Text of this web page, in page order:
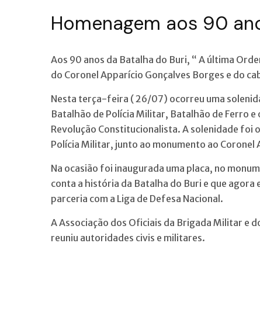
Homenagem aos 90
Aos 90 anos da Batalha do Buri, “ A última
do Coronel Apparício Gonçalves Borges e do
Nesta terça-feira ( 26/07) ocorreu uma
Batalhão de Polícia Militar, Batalhão de Ferro
Revolução Constitucionalista. A solenidade foi
Polícia Militar, junto ao monumento ao Coronel
Na ocasião foi inaugurada uma placa, no
conta a história da Batalha do Buri e que
parceria com a Liga de Defesa Nacional.
A Associação dos Oficiais da Brigada Militar e
reuniu autoridades civis e militares.